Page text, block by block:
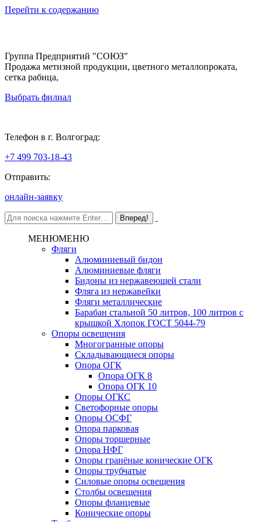
Перейти к содержанию
Группа Предприятий "СОЮЗ"
Продажа метизной продукции, цветного металлопроката,
сетка рабица,
Выбрать филиал
Телефон в г. Волгоград:
+7 499 703-18-43
Отправить:
онлайн-заявку
МЕНЮМЕНЮ
Фляги
Алюминиевый бидон
Алюминиевые фляги
Бидоны из нержавеющей стали
Фляга из нержавейки
Фляги металлические
Барабан стальной 50 литров, 100 литров с
крышкой Хлопок ГОСТ 5044-79
Опоры освещения
Многогранные опоры
Складывающиеся опоры
Опора ОГК
Опора ОГК 8
Опора ОГК 10
Опоры ОГКС
Светофорные опоры
Опоры ОСФГ
Опора парковая
Опоры торшерные
Опора НФГ
Опоры гранёные конические ОГК
Опоры трубчатые
Силовые опоры освещения
Столбы освещения
Опоры фланцевые
Конические опоры